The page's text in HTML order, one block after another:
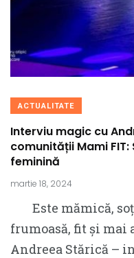
ACTUALITATE
Interviu magic cu
comunității Mami
feminină
martie 18, 2024
Este mămică,
frumoasă, fit și mai
Andreea Stărică –